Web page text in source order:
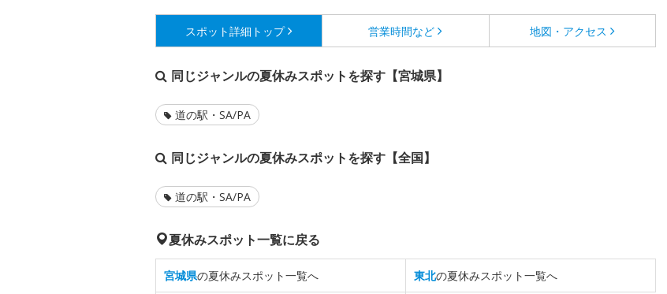
スポット詳細 トップ 営業時間など 地図・アクセス
同じジャンルの夏休みスポットを探す【宮城県】
道の駅・SA/PA
同じジャンルの夏休みスポットを探す【全国】
道の駅・SA/PA
夏休みスポット一覧に戻る
宮城県の夏休みスポット一覧へ 東北の夏休みスポット一覧へ